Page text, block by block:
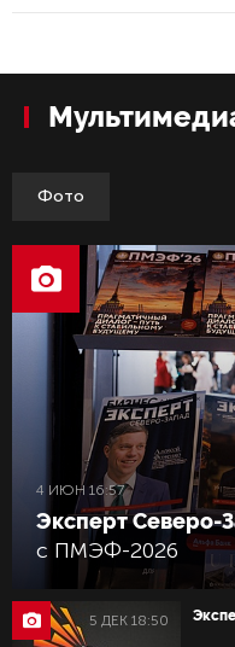
Фото
4 ИЮН 16:57
Эксперт Северо-
с ПМЭФ-2026
5 ДЕК 18:50